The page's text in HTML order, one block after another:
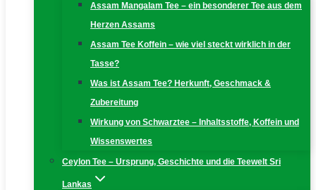
Assam Mangalam Tee – ein besonderer Tee aus dem
Herzen Assams
Assam Tee Koffein – wie viel steckt wirklich in der
Tasse?
Was ist Assam Tee? Herkunft, Geschmack &
Zubereitung
Wirkung von Schwarztee – Inhaltsstoffe, Koffein und
Wissenswertes
Ceylon Tee – Ursprung, Geschichte und die Teewelt Sri
Lankas